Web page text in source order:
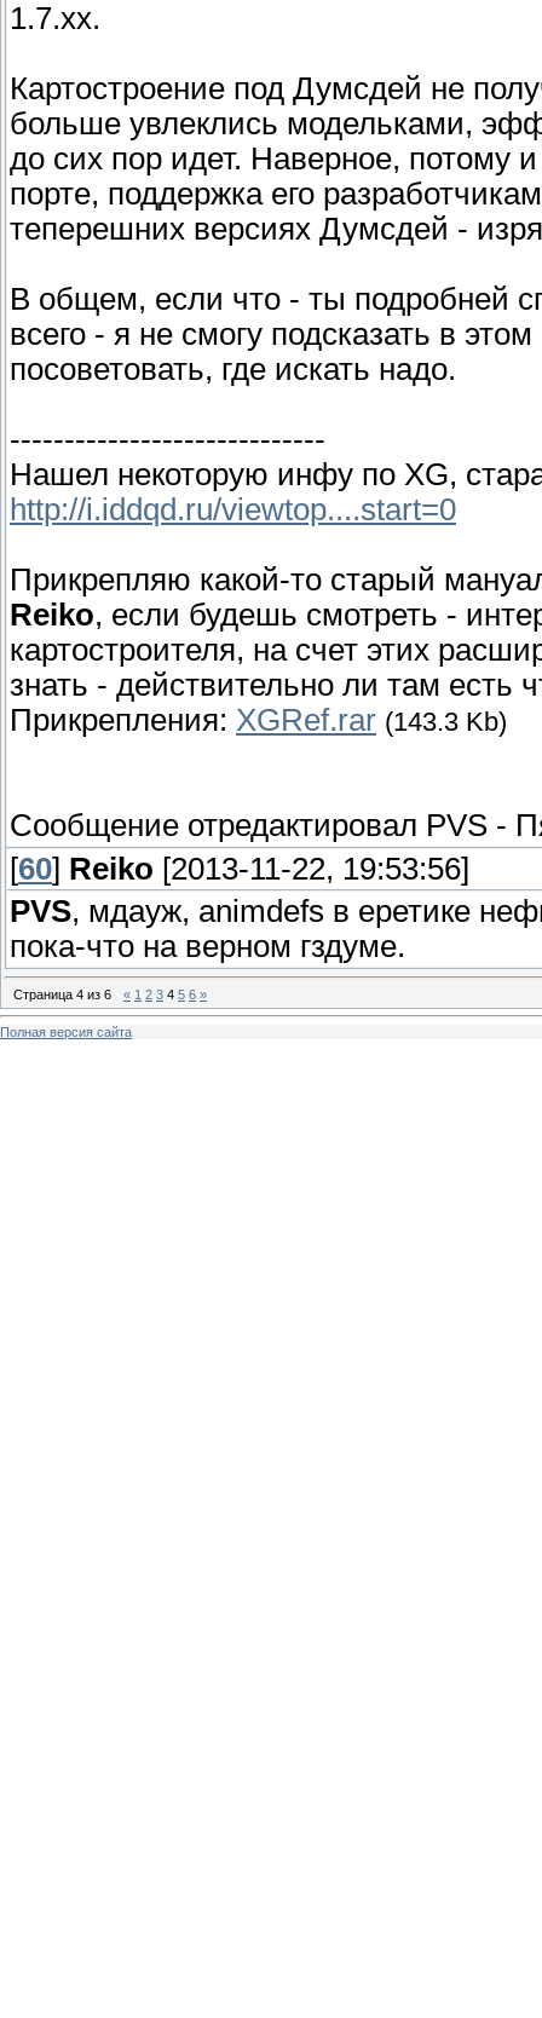
1.7.хх.
Картостроение под Думсдей не
больше увлеклись модельками,
до сих пор идет. Наверное, потому
порте, поддержка его
теперешних версиях Думсдей -
В общем, если что - ты подробней
всего - я не смогу подсказать в
посоветовать, где искать надо.
-----------------------------
Нашел некоторую инфу по XG,
http://i.iddqd.ru/viewtop....start=0
Прикрепляю какой-то старый
Reiko, если будешь смотреть -
картостроителя, на счет этих
знать - действительно ли там есть
Прикрепления: XGRef.rar (143.3 Kb)
Сообщение отредактировал PVS -
[60] Reiko [2013-11-22, 19:53:56]
PVS, мдауж, animdefs в еретике
пока-что на верном гздуме.
Страница 4 из 6 « 1 2 3 4 5 6 »
Полная версия сайта